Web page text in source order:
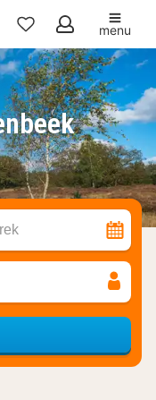
Mijn
favorieten
menu